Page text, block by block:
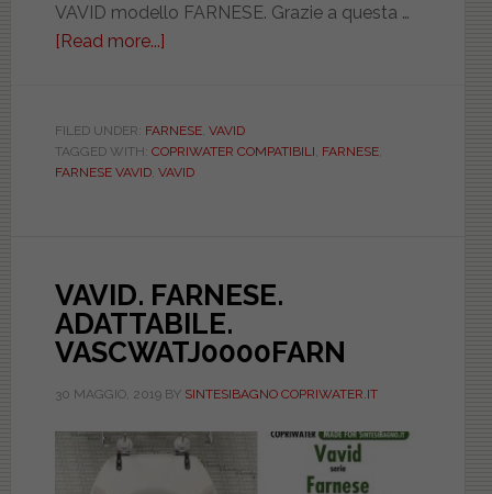
VAVID modello FARNESE. Grazie a questa …
[Read more...]
COMPATIBILE.
BIAD019NORMAFARN
FILED UNDER: FARNESE, VAVID
TAGGED WITH: COPRIWATER COMPATIBILI, FARNESE,
FARNESE VAVID, VAVID
VAVID. FARNESE.
ADATTABILE.
VASCWATJ0000FARN
30 MAGGIO, 2019BY SINTESIBAGNO COPRIWATER.IT